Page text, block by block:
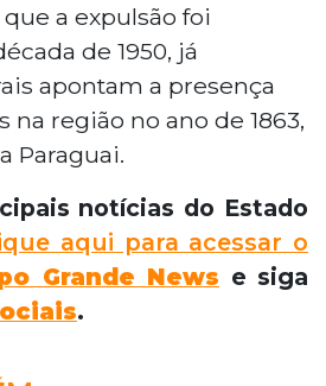
a expulsão foi
de 1950, já
apontam a presença
na região no ano de 1863,
Paraguai.
notícias do Estado
aqui para acessar o
Grande News e siga
.